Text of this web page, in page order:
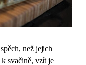
než jejich
svačině, vzít je